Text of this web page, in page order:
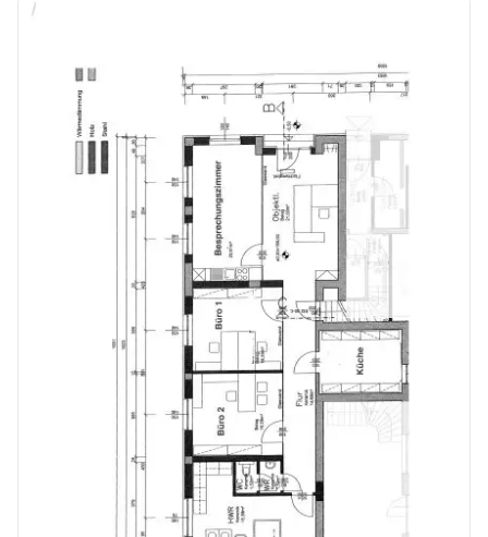
Gemeinsam stark für Ihre Immobilie.
Sie möchten verkaufen oder vermieten? Wir sind für Sie da.
Infrastruktur / Entfernungen
Kindergarten <500m
Schule <500m
Supermarkt <500m
Einkaufszentrum <5.000m
Geldautomat <500m